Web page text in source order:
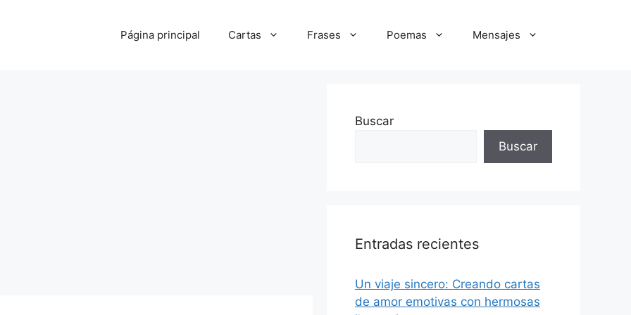
Página principal Cartas Frases Poemas Mensajes
Buscar
Buscar
Entradas recientes
Un viaje sincero: Creando cartas
de amor emotivas con hermosas